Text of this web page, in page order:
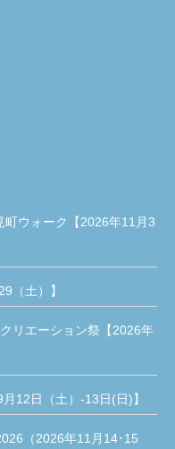
ウォーク【2026年11月3
（土）】
リエーション祭【2026年
12日（土）-13日(日)】
（2026年11月14･15